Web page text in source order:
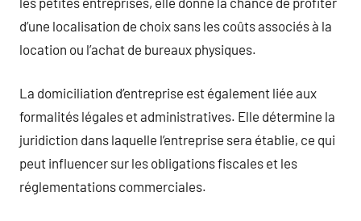
d’une localisation de choix sans les coûts associés à la
location ou l’achat de bureaux physiques.
La domiciliation d’entreprise est également liée aux
formalités légales et administratives. Elle détermine la
juridiction dans laquelle l’entreprise sera établie, ce qui
peut influencer sur les obligations fiscales et les
réglementations commerciales.